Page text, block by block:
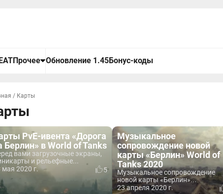
Прочее Обновление 1.45Бонус-коды
/ Карты
PvE-ивента «Дорога
Берлин» в World of Tanks
вами загрузочные экраны,
и рельефные...
мая 2020 г.
5
Музыкальное
сопровождение новой
карты «Берлин» World of
Tanks 2020
Музыкальное сопровождение
новой карты «Берлин»...
23 апреля 2020 г.